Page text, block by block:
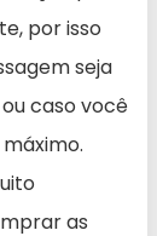
por isso
seja
caso você
as